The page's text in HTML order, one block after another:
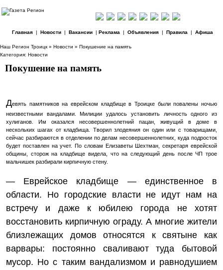
Главная| Новости| Вакансии| Реклама | Объявления| Правила | Афиша
Наш Регион Троицк » Новости » Покушение на память
Категория: Новости
Покушение на память
Девять памятников на еврейском кладбище в Троицке были повалены ночью
неизвестными вандалами. Милиции удалось установить личность одного из
хулиганов. Им оказался несовершеннолетний пацан, живущий в доме в
нескольких шагах от кладбища. Творил злодеяния он один или с товарищами,
сейчас разбираются в отделении по делам несовершеннолетних, куда подросток
будет поставлен на учет. По словам Елизаветы Шехтман, секретаря еврейской
общины, сторож на кладбище видела, что на следующий день после ЧП трое
мальчишек разбирали кирпичную стену.
— Еврейское кладбище — единственное в
области. Но городские власти не идут нам на
встречу и даже к юбилею города не хотят
восстановить кирпичную ограду. А многие жители
близлежащих домов относятся к святыне как
варвары: постоянно сваливают туда бытовой
мусор. Но с таким вандализмом и равнодушием